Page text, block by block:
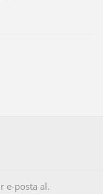
e-posta al.